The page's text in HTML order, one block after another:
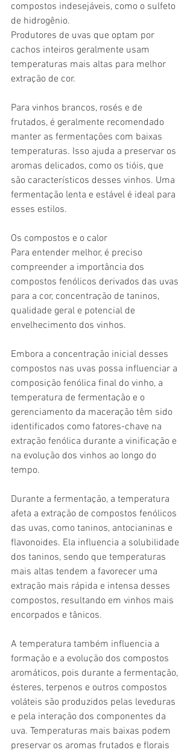
compostos indesejáveis, como o sulfeto
de hidrogênio.
Produtores de uvas que optam por
cachos inteiros geralmente usam
temperaturas mais altas para melhor
extração de cor.
Para vinhos brancos, rosés e de
frutados, é geralmente recomendado
manter as fermentações com baixas
temperaturas. Isso ajuda a preservar os
aromas delicados, como os tióis, que
são característicos desses vinhos. Uma
fermentação lenta e estável é ideal para
esses estilos.
Os compostos e o calor
Para entender melhor, é preciso
compreender a importância dos
compostos fenólicos derivados das uvas
para a cor, concentração de taninos,
qualidade geral e potencial de
envelhecimento dos vinhos.
Embora a concentração inicial desses
compostos nas uvas possa influenciar a
composição fenólica final do vinho, a
temperatura de fermentação e o
gerenciamento da maceração têm sido
identificados como fatores-chave na
extração fenólica durante a vinificação e
na evolução dos vinhos ao longo do
tempo.
Durante a fermentação, a temperatura
afeta a extração de compostos fenólicos
das uvas, como taninos, antocianinas e
flavonoides. Ela influencia a solubilidade
dos taninos, sendo que temperaturas
mais altas tendem a favorecer uma
extração mais rápida e intensa desses
compostos, resultando em vinhos mais
encorpados e tânicos.
A temperatura também influencia a
formação e a evolução dos compostos
aromáticos, pois durante a fermentação,
ésteres, terpenos e outros compostos
voláteis são produzidos pelas leveduras
e pela interação dos componentes da
uva. Temperaturas mais baixas podem
preservar os aromas frutados e florais